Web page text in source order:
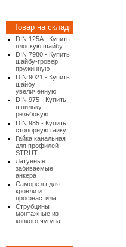
Товар на складі
DIN 125A - Купить
плоскую шайбу
DIN 7980 - Купить
шайбу-гровер
пружинную
DIN 9021 - Купить
шайбу
увеличенную
DIN 975 - Купить
шпильку
резьбовую
DIN 985 - Купить
стопорную гайку
Гайка канальная
для профилей
STRUT
Латунные
забиваемые
анкера
Саморезы для
кровли и
профнастила
Струбцины
монтажные из
ковкого чугуна